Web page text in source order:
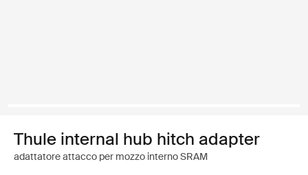
Thule internal hub hitch adapter
adattatore attacco per mozzo interno SRAM